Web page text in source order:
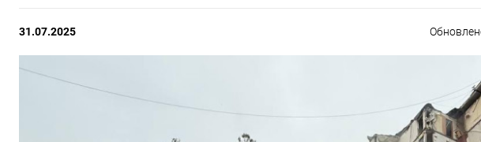
31.07.2025